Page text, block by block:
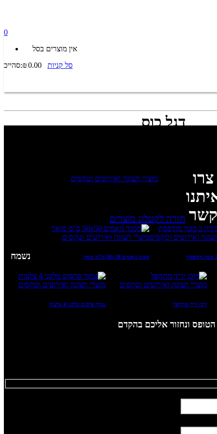
0
אין מוצרים בסל
סל קניות
סהייכ:₪0.00
דגל כוס
מוצרי תצוגה ואירועים וטקסים
חזרה לקטלוג מוצרים
ואירועים וטקסיםמוצרי תצוגה ואירועים וטקסים
סטנד נואמים 50×50 ס”מ מואר
מוצרי תצוגה ואירועים וטקסים
דוכן יריד מתקפל
מוצרי תצוגה ואירועים וטקסים
עמוד פרסום מלבני 4 צלעות
צרו
נשמח
ונחזור אליכם בהקדם